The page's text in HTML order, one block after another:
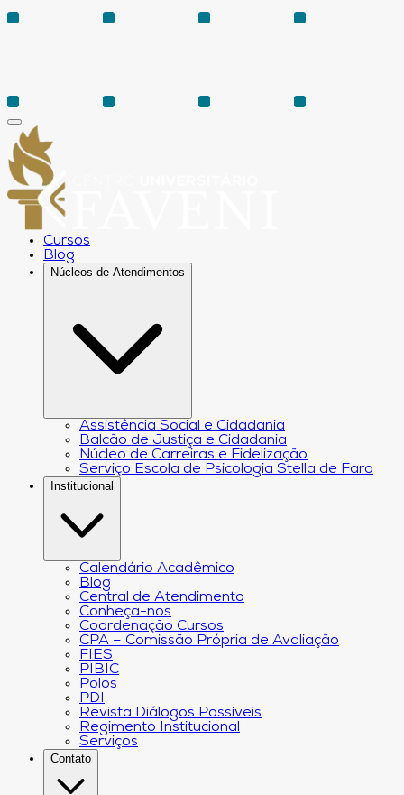
Cursos
Blog
Núcleos de Atendimentos
Assistência Social e Cidadania
Balcão de Justiça e Cidadania
Núcleo de Carreiras e Fidelização
Serviço Escola de Psicologia Stella de Faro
Institucional
Calendário Acadêmico
Blog
Central de Atendimento
Conheça-nos
Coordenação Cursos
CPA – Comissão Própria de Avaliação
FIES
PIBIC
Polos
PDI
Revista Diálogos Possíveis
Regimento Institucional
Serviços
Contato